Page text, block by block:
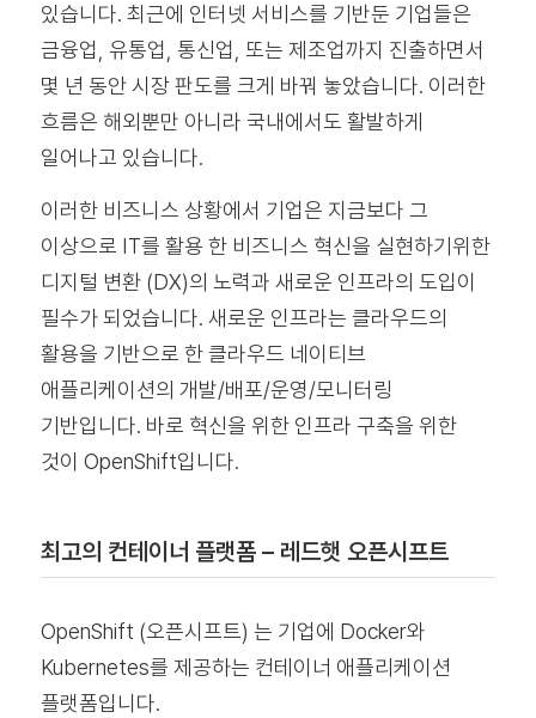
있습니다. 최근에 인터넷 서비스를 기반둔 기업들은
금융업, 유통업, 통신업, 또는 제조업까지 진출하면서
몇 년 동안 시장 판도를 크게 바꿔 놓았습니다. 이러한
흐름은 해외뿐만 아니라 국내에서도 활발하게
일어나고 있습니다.
이러한 비즈니스 상황에서 기업은 지금보다 그
이상으로 IT를 활용 한 비즈니스 혁신을 실현하기위한
디지털 변환 (DX)의 노력과 새로운 인프라의 도입이
필수가 되었습니다. 새로운 인프라는 클라우드의
활용을 기반으로 한 클라우드 네이티브
애플리케이션의 개발/배포/운영/모니터링
기반입니다. 바로 혁신을 위한 인프라 구축을 위한
것이 OpenShift입니다.
최고의 컨테이너 플랫폼 – 레드햇 오픈시프트
OpenShift (오픈시프트) 는 기업에 Docker와
Kubernetes를 제공하는 컨테이너 애플리케이션
플랫폼입니다.